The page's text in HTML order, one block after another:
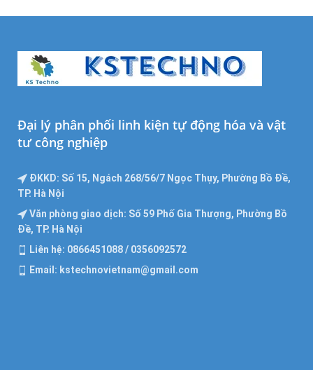
Đại lý phân phối linh kiện tự động hóa và vật
tư công nghiệp
ĐKKD: Số 15, Ngách 268/56/7 Ngọc Thụy, Phường Bồ Đề,
TP. Hà Nội
Văn phòng giao dịch: Số 59 Phố Gia Thượng, Phường Bồ
Đề, TP. Hà Nội
Liên hệ: 0866451088 / 0356092572
Email: kstechnovietnam@gmail.com